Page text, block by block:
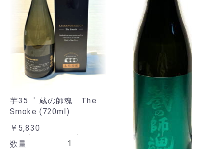
芋35゜ 蔵の師魂 The
Smoke (720ml)
￥5,830
数量